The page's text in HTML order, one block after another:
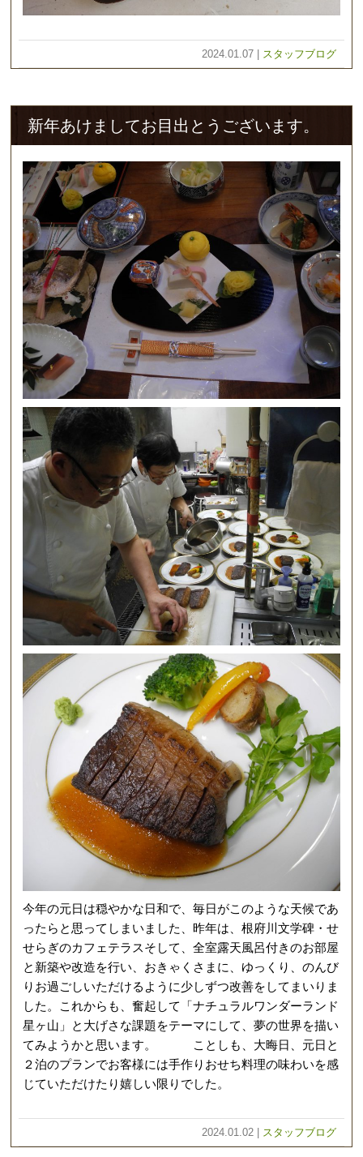
2024.01.07 | スタッフブログ
新年あけましてお目出とうございます。
今年の元日は穏やかな日和で、毎日がこのような天候であ
ったらと思ってしまいました、昨年は、根府川文学碑・せ
せらぎのカフェテラスそして、全室露天風呂付きのお部屋
と新築や改造を行い、おきゃくさまに、ゆっくり、のんび
りお過ごしいただけるように少しずつ改善をしてまいりま
した。これからも、奮起して「ナチュラルワンダーランド
星ヶ山」と大げさな課題をテーマにして、夢の世界を描い
てみようかと思います。 ことしも、大晦日、元日と
２泊のプランでお客様には手作りおせち料理の味わいを感
じていただけたり嬉しい限りでした。
2024.01.02 | スタッフブログ